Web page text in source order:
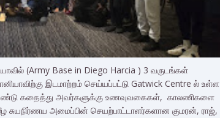
(Army Base in Diego Harcia ) 3 வருடங்கள்
இடமாற்றம் செய்யப்பட்டு Gatwick Centre ல் உள்ள
கதைத்து அவர்களுக்கு உணவுவகைகள், காலணிகளை
சுயநிர்ணய அமைப்பின் செயற்பாட்டாளர்களான குமரன், ராஜ்,